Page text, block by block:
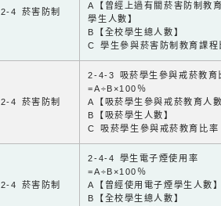
2-4 菸害防制
A【曾經上過有關菸害防制教
學生人數】
B【全校學生總人數】
C 學生參與菸害防制教育課程
2-4 菸害防制
2-4-3 吸菸學生參與戒菸教育
=A÷B×100％
A【吸菸學生參與戒菸教育人
B【吸菸學生人數】
C 吸菸學生參與戒菸教育比率
2-4 菸害防制
2-4-4 學生電子煙使用率
=A÷B×100％
A【曾經使用電子煙學生人數
B【全校學生總人數】